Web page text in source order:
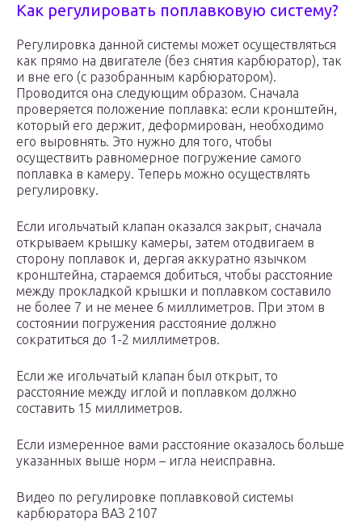
Как регулировать поплавковую систему?
Регулировка данной системы может осуществляться
как прямо на двигателе (без снятия карбюратор), так
и вне его (с разобранным карбюратором).
Проводится она следующим образом. Сначала
проверяется положение поплавка: если кронштейн,
который его держит, деформирован, необходимо
его выровнять. Это нужно для того, чтобы
осуществить равномерное погружение самого
поплавка в камеру. Теперь можно осуществлять
регулировку.
Если игольчатый клапан оказался закрыт, сначала
открываем крышку камеры, затем отодвигаем в
сторону поплавок и, дергая аккуратно язычком
кронштейна, стараемся добиться, чтобы расстояние
между прокладкой крышки и поплавком составило
не более 7 и не менее 6 миллиметров. При этом в
состоянии погружения расстояние должно
сократиться до 1-2 миллиметров.
Если же игольчатый клапан был открыт, то
расстояние между иглой и поплавком должно
составить 15 миллиметров.
Если измеренное вами расстояние оказалось больше
указанных выше норм – игла неисправна.
Видео по регулировке поплавковой системы
карбюратора ВАЗ 2107